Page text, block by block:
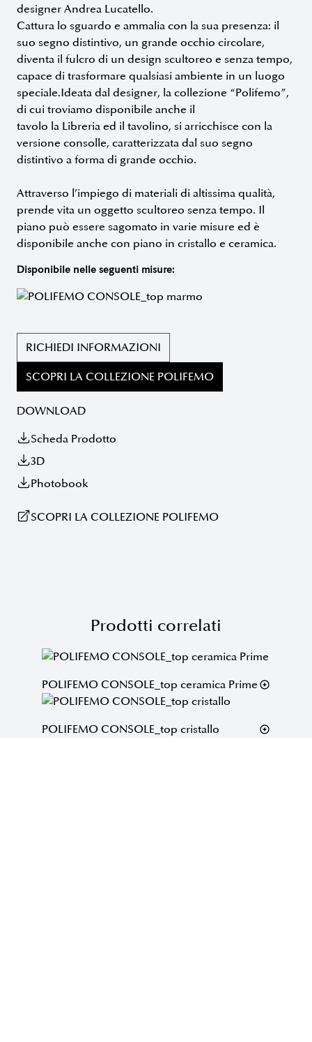
designer Andrea Lucatello.
Cattura lo sguardo e ammalia con la sua presenza: il
suo segno distintivo, un grande occhio circolare,
diventa il fulcro di un design scultoreo e senza tempo,
capace di trasformare qualsiasi ambiente in un luogo
speciale.Ideata dal designer, la collezione “Polifemo”,
di cui troviamo disponibile anche il
tavolo la Libreria ed il tavolino, si arricchisce con la
versione consolle, caratterizzata dal suo segno
distintivo a forma di grande occhio.
Attraverso l’impiego di materiali di altissima qualità,
prende vita un oggetto scultoreo senza tempo. Il
piano può essere sagomato in varie misure ed è
disponibile anche con piano in cristallo e ceramica.
Disponibile nelle seguenti misure:
RICHIEDI INFORMAZIONI
SCOPRI LA COLLEZIONE POLIFEMO
DOWNLOAD
Scheda Prodotto
3D
Photobook
SCOPRI LA COLLEZIONE POLIFEMO
Prodotti correlati
POLIFEMO CONSOLE_top ceramica Prime
POLIFEMO CONSOLE_top cristallo